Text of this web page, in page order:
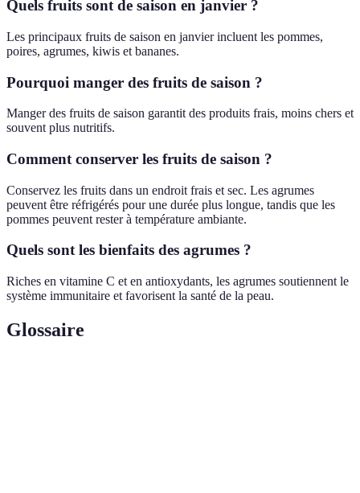
Quels fruits sont de saison en janvier ?
Les principaux fruits de saison en janvier incluent les pommes,
poires, agrumes, kiwis et bananes.
Pourquoi manger des fruits de saison ?
Manger des fruits de saison garantit des produits frais, moins chers et
souvent plus nutritifs.
Comment conserver les fruits de saison ?
Conservez les fruits dans un endroit frais et sec. Les agrumes
peuvent être réfrigérés pour une durée plus longue, tandis que les
pommes peuvent rester à température ambiante.
Quels sont les bienfaits des agrumes ?
Riches en vitamine C et en antioxydants, les agrumes soutiennent le
système immunitaire et favorisent la santé de la peau.
Glossaire